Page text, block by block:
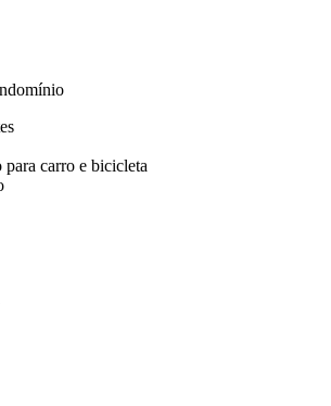
carro e bicicleta